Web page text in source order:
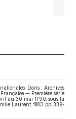
Dans : Archives
— Première série
au 30 mai 1790 , sous la
Laurent. 1883. pp. 339-